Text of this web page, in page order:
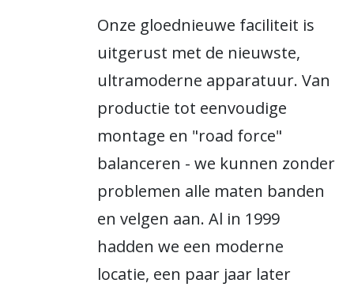
Onze gloednieuwe faciliteit is
uitgerust met de nieuwste,
ultramoderne apparatuur. Van
productie tot eenvoudige
montage en "road force"
balanceren - we kunnen zonder
problemen alle maten banden
en velgen aan. Al in 1999
hadden we een moderne
locatie, een paar jaar later